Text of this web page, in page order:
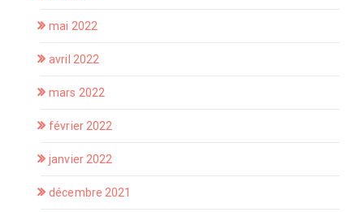
mai 2022
avril 2022
mars 2022
février 2022
janvier 2022
décembre 2021